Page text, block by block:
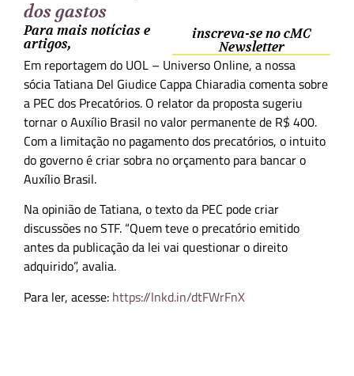
dos gastos
Para mais notícias e
artigos,
inscreva-se no cMC
Newsletter
Em reportagem do UOL – Universo Online, a nossa
sócia Tatiana Del Giudice Cappa Chiaradia comenta sobre
a PEC dos Precatórios. O relator da proposta sugeriu
tornar o Auxílio Brasil no valor permanente de R$ 400.
Com a limitação no pagamento dos precatórios, o intuito
do governo é criar sobra no orçamento para bancar o
Auxílio Brasil.
Na opinião de Tatiana, o texto da PEC pode criar
discussões no STF. “Quem teve o precatório emitido
antes da publicação da lei vai questionar o direito
adquirido”, avalia.
Para ler, acesse: https://lnkd.in/dtFWrFnX